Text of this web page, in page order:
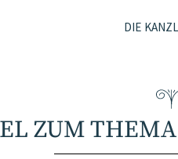
DIE
ZUM